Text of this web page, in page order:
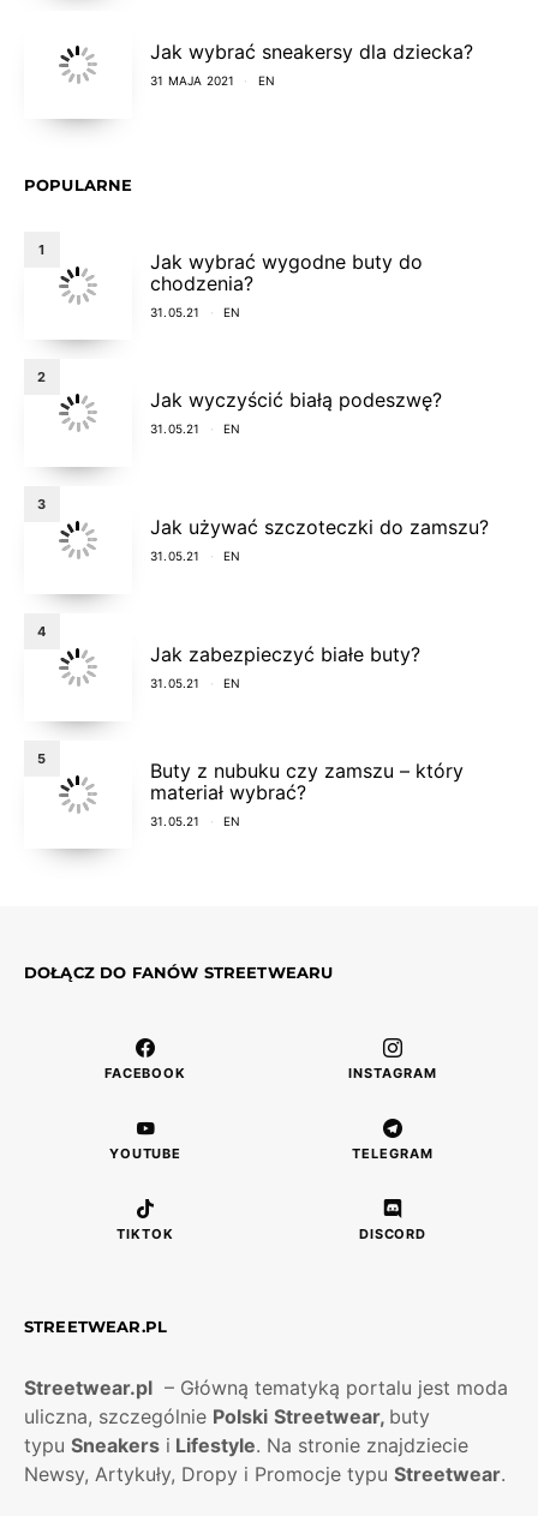
Jak wybrać sneakersy dla dziecka?
31 MAJA 2021 EN
POPULARNE
1
Jak wybrać wygodne buty do
chodzenia?
31.05.21 EN
2
Jak wyczyścić białą podeszwę?
31.05.21 EN
3
Jak używać szczoteczki do zamszu?
31.05.21 EN
4
Jak zabezpieczyć białe buty?
31.05.21 EN
5
Buty z nubuku czy zamszu – który
materiał wybrać?
31.05.21 EN
DOŁĄCZ DO FANÓW STREETWEARU
FACEBOOK INSTAGRAM
YOUTUBE TELEGRAM
TIKTOK DISCORD
STREETWEAR.PL
Streetwear.pl – Główną tematyką portalu jest moda
uliczna, szczególnie Polski Streetwear, buty
typu Sneakers i Lifestyle. Na stronie znajdziecie
Newsy, Artykuły, Dropy i Promocje typu Streetwear.